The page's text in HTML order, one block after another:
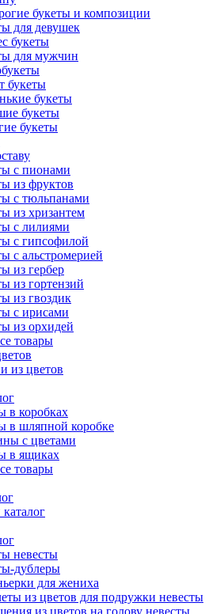
букеты и композиции
для девушек
букеты
для мужчин
букеты
букеты
букеты
букеты
с пионами
из фруктов
с тюльпанами
из хризантем
с лилиями
с гипсофилой
с альстромерией
из гербер
из гортензий
из гвоздик
с ирисами
из орхидей
товары
из цветов
в коробках
в шляпной коробке
с цветами
в ящиках
товары
невесты
дублеры
для жениха
из цветов для подружки невесты